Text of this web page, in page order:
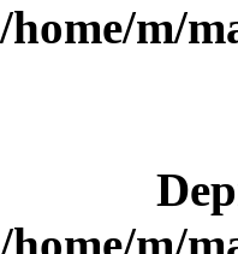
/home/m/